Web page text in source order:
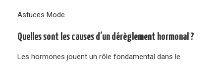
Astuces Mode
Quelles sont les causes d’un dérèglement hormonal ?
Les hormones jouent un rôle fondamental dans le